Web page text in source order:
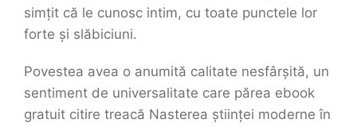
simțit că le cunosc intim, cu toate punctele lor
forte și slăbiciuni.
Povestea avea o anumită calitate nesfârșită, un
sentiment de universalitate care părea ebook
gratuit citire treacă Nasterea științei moderne în